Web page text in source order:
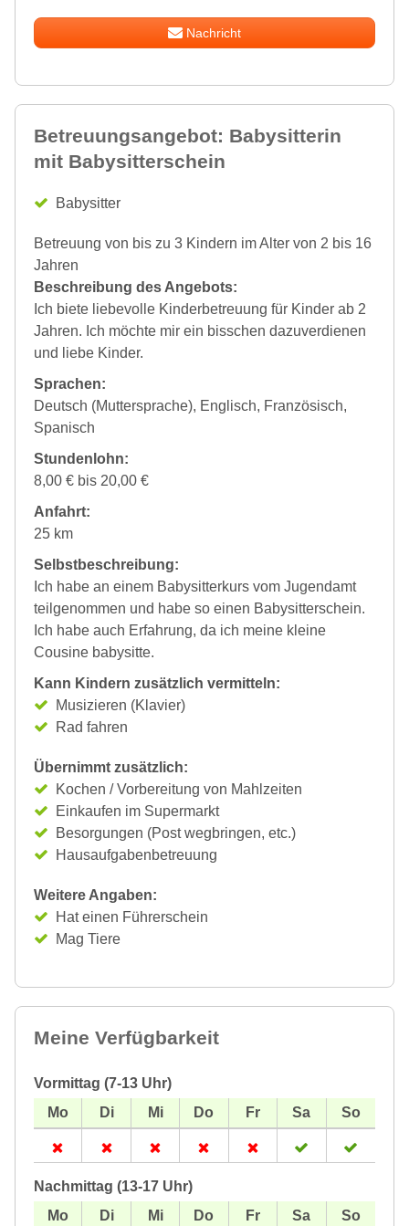
Nachricht
Betreuungsangebot: Babysitterin
mit Babysitterschein
Babysitter
Betreuung von bis zu 3 Kindern im Alter von 2 bis 16
Jahren
Beschreibung des Angebots:
Ich biete liebevolle Kinderbetreuung für Kinder ab 2
Jahren. Ich möchte mir ein bisschen dazuverdienen
und liebe Kinder.
Sprachen:
Deutsch (Muttersprache), Englisch, Französisch,
Spanisch
Stundenlohn:
8,00 € bis 20,00 €
Anfahrt:
25 km
Selbstbeschreibung:
Ich habe an einem Babysitterkurs vom Jugendamt
teilgenommen und habe so einen Babysitterschein.
Ich habe auch Erfahrung, da ich meine kleine
Cousine babysitte.
Kann Kindern zusätzlich vermitteln:
Musizieren (Klavier)
Rad fahren
Übernimmt zusätzlich:
Kochen / Vorbereitung von Mahlzeiten
Einkaufen im Supermarkt
Besorgungen (Post wegbringen, etc.)
Hausaufgabenbetreuung
Weitere Angaben:
Hat einen Führerschein
Mag Tiere
Meine Verfügbarkeit
Vormittag (7-13 Uhr)
Nachmittag (13-17 Uhr)